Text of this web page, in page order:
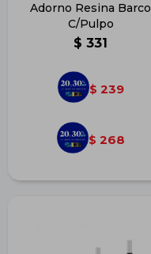
Adorno Resina Barco
C/Pulpo
$ 331
$ 239
$ 268